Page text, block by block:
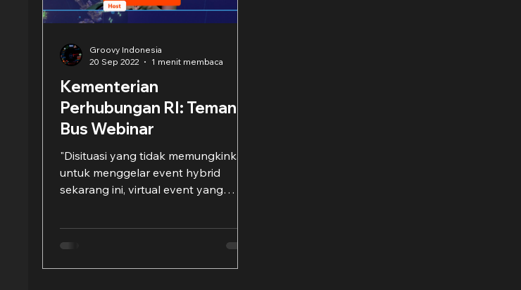
Kementerian
Perhubungan RI: Teman
Bus Webinar
"Disituasi yang tidak memungkinkan
untuk menggelar event hybrid
sekarang ini, virtual event yang
Groovy Indonesia
20 Sep 2022
1 menit membaca